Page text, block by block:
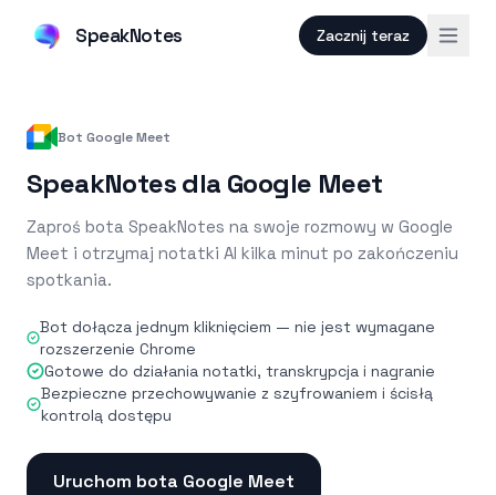
SpeakNotes Zacznij teraz
Bot Google Meet
SpeakNotes dla Google Meet
Zaproś bota SpeakNotes na swoje rozmowy w Google
Meet i otrzymaj notatki AI kilka minut po zakończeniu
spotkania.
Bot dołącza jednym kliknięciem — nie jest wymagane
rozszerzenie Chrome
Gotowe do działania notatki, transkrypcja i nagranie
Bezpieczne przechowywanie z szyfrowaniem i ścisłą
kontrolą dostępu
Uruchom bota Google Meet